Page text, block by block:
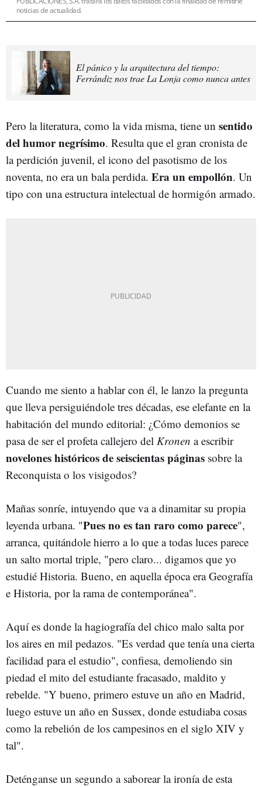
noticias de actualidad.
El pánico y la arquitectura del tiempo:
Ferrándiz nos trae La Lonja como nunca antes
Pero la literatura, como la vida misma, tiene un sentido
del humor negrísimo. Resulta que el gran cronista de
la perdición juvenil, el icono del pasotismo de los
noventa, no era un bala perdida. Era un empollón. Un
tipo con una estructura intelectual de hormigón armado.
Cuando me siento a hablar con él, le lanzo la pregunta
que lleva persiguiéndole tres décadas, ese elefante en la
habitación del mundo editorial: ¿Cómo demonios se
pasa de ser el profeta callejero del Kronen a escribir
novelones históricos de seiscientas páginas sobre la
Reconquista o los visigodos?
Mañas sonríe, intuyendo que va a dinamitar su propia
leyenda urbana. "Pues no es tan raro como parece",
arranca, quitándole hierro a lo que a todas luces parece
un salto mortal triple, "pero claro... digamos que yo
estudié Historia. Bueno, en aquella época era Geografía
e Historia, por la rama de contemporánea".
Aquí es donde la hagiografía del chico malo salta por
los aires en mil pedazos. "Es verdad que tenía una cierta
facilidad para el estudio", confiesa, demoliendo sin
piedad el mito del estudiante fracasado, maldito y
rebelde. "Y bueno, primero estuve un año en Madrid,
luego estuve un año en Sussex, donde estudiaba cosas
como la rebelión de los campesinos en el siglo XIV y
tal".
Deténganse un segundo a saborear la ironía de esta